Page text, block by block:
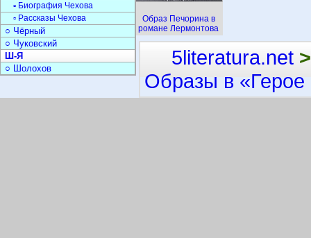
Образ Печорина в
романе Лермонтова
▫ Биография Чехова
▫ Рассказы Чехова
○ Чёрный
○ Чуковский
Ш-Я
○ Шолохов
5literatura.net >
Образы в